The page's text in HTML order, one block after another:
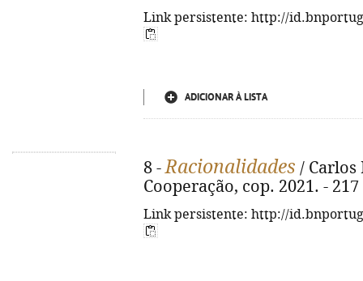
Link persistente: http://
ADICIONAR À LISTA
8 -Racionalidades / Carlos
Cooperação, cop. 2021. -
Link persistente: http://